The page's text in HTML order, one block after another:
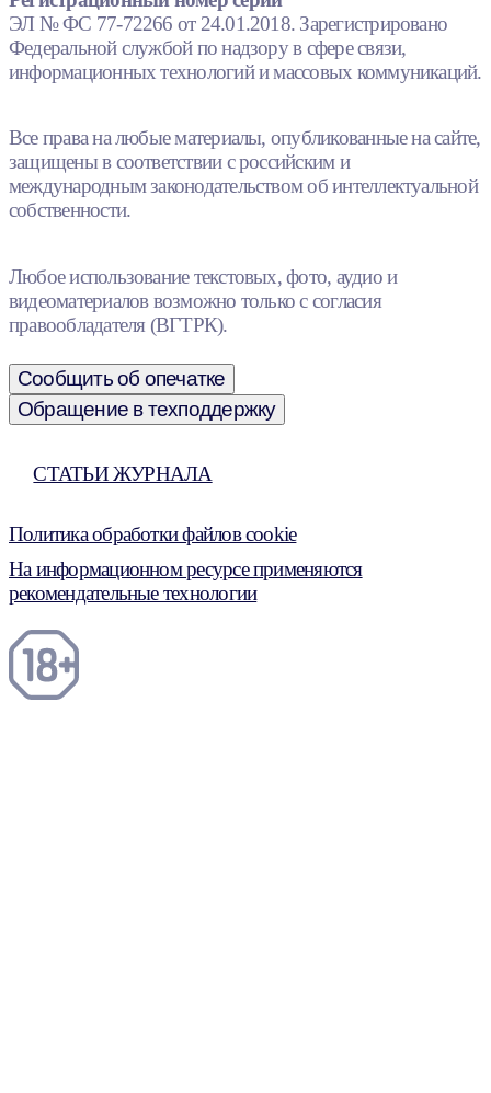
ЭЛ № ФС 77-72266 от 24.01.2018. Зарегистрировано
Федеральной службой по надзору в сфере связи,
информационных технологий и массовых коммуникаций.
Все права на любые материалы, опубликованные на сайте,
защищены в соответствии с российским и
международным законодательством об интеллектуальной
собственности.
Любое использование текстовых, фото, аудио и
видеоматериалов возможно только с согласия
правообладателя (ВГТРК).
Сообщить об опечатке
Обращение в техподдержку
СТАТЬИ ЖУРНАЛА
Политика обработки файлов cookie
На информационном ресурсе применяются
рекомендательные технологии